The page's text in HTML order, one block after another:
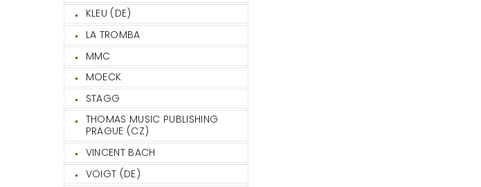
KLEU (DE)
LA TROMBA
MMC
MOECK
STAGG
THOMAS MUSIC PUBLISHING
PRAGUE (CZ)
VINCENT BACH
VOIGT (DE)